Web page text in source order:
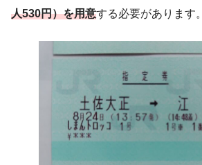
人530円）を用意する必要があります。